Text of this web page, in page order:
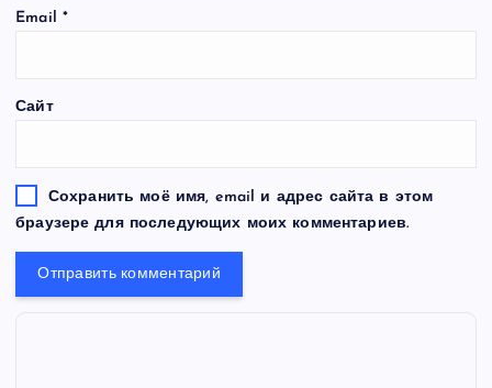
Email *
Сайт
Сохранить моё имя, email и адрес сайта в этом
браузере для последующих моих комментариев.
S
e